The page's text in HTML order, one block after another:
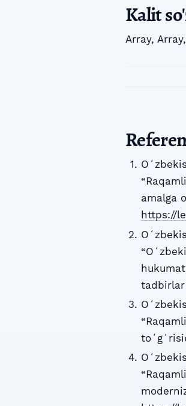
Kalit
Array, Array,
amalga
https://
tadbirlar